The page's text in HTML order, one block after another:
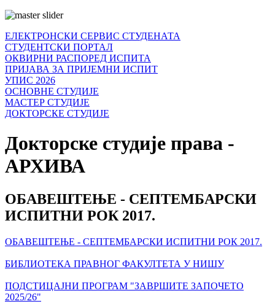
ЕЛЕКТРОНСКИ СЕРВИС СТУДЕНАТА
СТУДЕНТСКИ ПОРТАЛ
ОКВИРНИ РАСПОРЕД ИСПИТА
ПРИЈАВА ЗА ПРИЈЕМНИ ИСПИТ
УПИС 2026
ОСНОВНЕ СТУДИЈЕ
МАСТЕР СТУДИЈЕ
ДОКТОРСКЕ СТУДИЈЕ
Докторске студије права -
АРХИВА
ОБАВЕШТЕЊЕ - СЕПТЕМБАРСКИ
ИСПИТНИ РОК 2017.
ОБАВЕШТЕЊЕ - СЕПТЕМБАРСКИ ИСПИТНИ РОК 2017.
БИБЛИОТЕКА ПРАВНОГ ФАКУЛТЕТА У НИШУ
ПОДСТИЦАЈНИ ПРОГРАМ "ЗАВРШИТЕ ЗАПОЧЕТО
2025/26"